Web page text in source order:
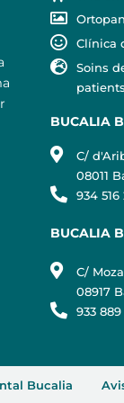
Clínica
Soins
BUCALIA
C/
08011
934 516
BUCALIA
C/
08917
933 889
Bucalia